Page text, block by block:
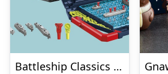
Battleship Classics Spil